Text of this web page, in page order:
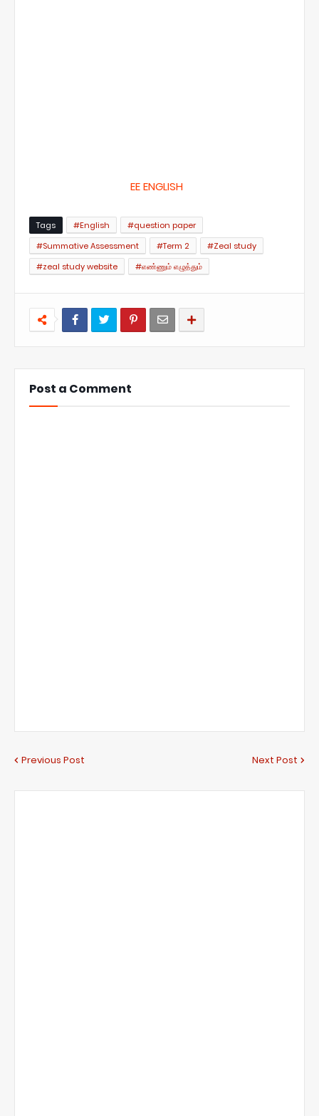
EE ENGLISH
Tags #English
#question paper
#Summative Assessment
#Term 2
#Zeal study
#zeal study website
#எண்ணும் எழுத்தும்
Post a Comment
Previous Post Next Post